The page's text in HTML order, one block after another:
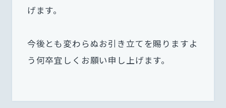
げます。
今後とも変わらぬお引き立てを賜りますよ
う何卒宜しくお願い申し上げます。